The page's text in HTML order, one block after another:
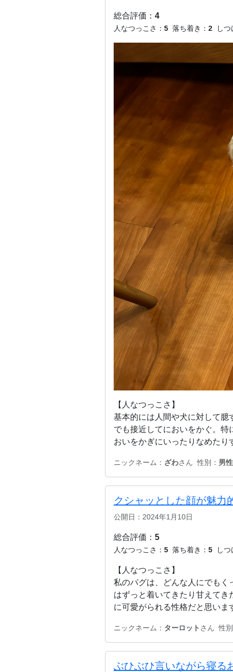
総合評価： 4
人なつっこさ： 5 落ち着き： 2 しつ
【人なつっこさ】
基本的には人間や犬に対して臆
でも接近してにおいをかぐ。
おいをかぎにいったりなめた
ニックネーム： ざわさん 性別： 男性
クシャッとした顔が魅力
公開日：2024年1月10日
総合評価： 5
人なつっこさ： 5 落ち着き： 5 しつ
【人なつっこさ】
私のパグは、どんな人にでもく
はずっと着いてきたり甘えて
に可愛がられる性格だと思い
ニックネーム： ターロット さん 性別
ぶひぶひ言いながら寝る